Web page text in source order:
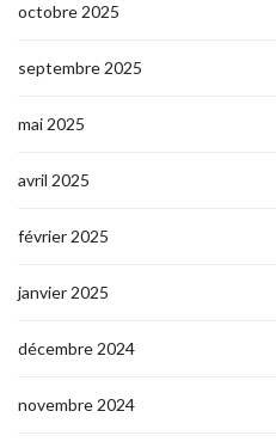
octobre 2025
septembre 2025
mai 2025
avril 2025
février 2025
janvier 2025
décembre 2024
novembre 2024